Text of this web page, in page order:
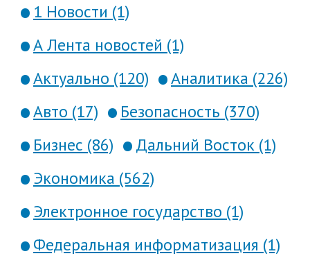
1 Новости (1)
А Лента новостей (1)
Актуально (120)
Аналитика (226)
Авто (17)
Безопасность (370)
Бизнес (86)
Дальний Восток (1)
Экономика (562)
Электронное государство (1)
Федеральная информатизация (1)